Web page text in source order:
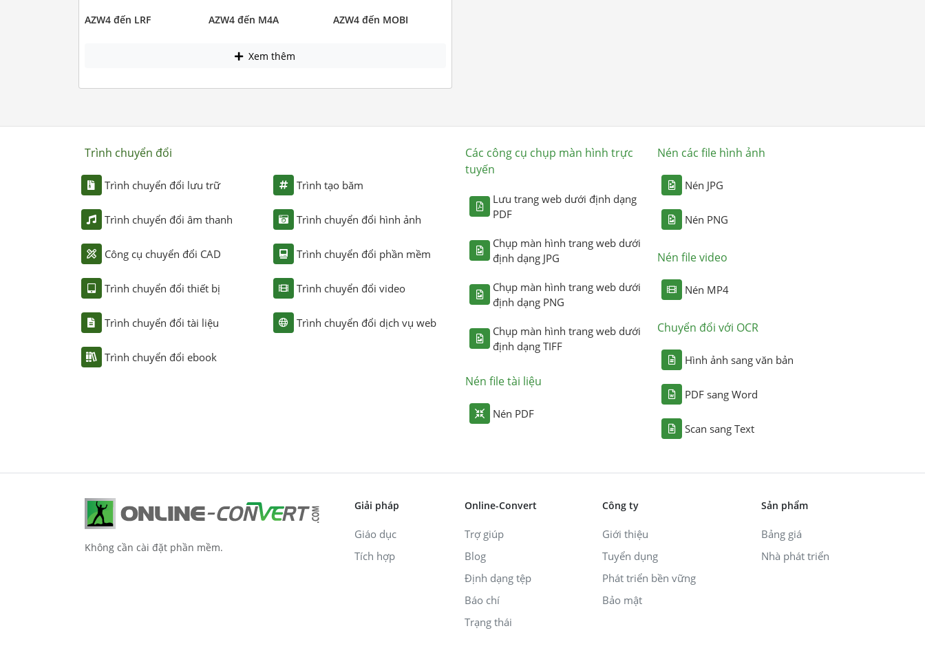
AZW4 đến LRF AZW4 đến M4A AZW4 đến MOBI
Xem thêm
Trình chuyển đổi
Trình chuyển đổi lưu trữ
Trình chuyển đổi âm thanh
Công cụ chuyển đổi CAD
Trình chuyển đổi thiết bị
Trình chuyển đổi tài liệu
Trình chuyển đổi ebook
Trình tạo băm
Trình chuyển đổi hình ảnh
Trình chuyển đổi phần mềm
Trình chuyển đổi video
Trình chuyển đổi dịch vụ web
Các công cụ chụp màn hình trực
tuyến
Lưu trang web dưới định dạng
PDF
Chụp màn hình trang web dưới
định dạng JPG
Chụp màn hình trang web dưới
định dạng PNG
Chụp màn hình trang web dưới
định dạng TIFF
Nén file tài liệu
Nén PDF
Nén các file hình ảnh
Nén JPG
Nén PNG
Nén file video
Nén MP4
Chuyển đổi với OCR
Hình ảnh sang văn bản
PDF sang Word
Scan sang Text
Không cần cài đặt phần mềm.
Giải pháp
Giáo dục
Tích hợp
Online-Convert
Trợ giúp
Blog
Định dạng tệp
Báo chí
Trạng thái
Công ty
Giới thiệu
Tuyển dụng
Phát triển bền vững
Bảo mật
Sản phẩm
Bảng giá
Nhà phát triển